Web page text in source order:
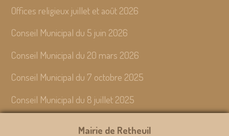
Offices religieux juillet et août 2026
Conseil Municipal du 5 juin 2026
Conseil Municipal du 20 mars 2026
Conseil Municipal du 7 octobre 2025
Conseil Municipal du 8 juillet 2025
Mairie de Retheuil